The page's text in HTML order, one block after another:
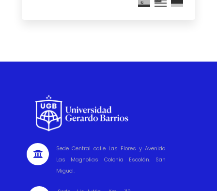

Sede Central calle Las Flores y Avenida
Las Magnolias Colonia Escolán. San
Miguel.